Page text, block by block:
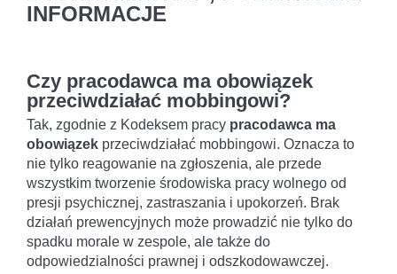
INFORMACJE
Czy pracodawca ma obowiązek
przeciwdziałać mobbingowi?
Tak, zgodnie z Kodeksem pracy pracodawca ma
obowiązek przeciwdziałać mobbingowi. Oznacza to
nie tylko reagowanie na zgłoszenia, ale przede
wszystkim tworzenie środowiska pracy wolnego od
presji psychicznej, zastraszania i upokorzeń. Brak
działań prewencyjnych może prowadzić nie tylko do
spadku morale w zespole, ale także do
odpowiedzialności prawnej i odszkodowawczej.